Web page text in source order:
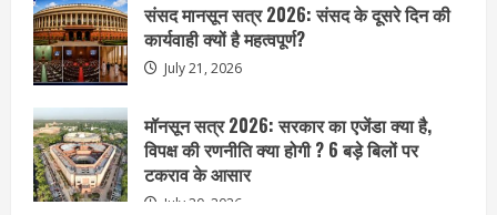
संसद मानसून सत्र 2026: संसद के दूसरे दिन की
कार्यवाही क्यों है महत्वपूर्ण?
July 21, 2026
मॉनसून सत्र 2026: सरकार का एजेंडा क्या है,
विपक्ष की रणनीति क्या होगी ? 6 बड़े बिलों पर
टकराव के आसार
July 20, 2026